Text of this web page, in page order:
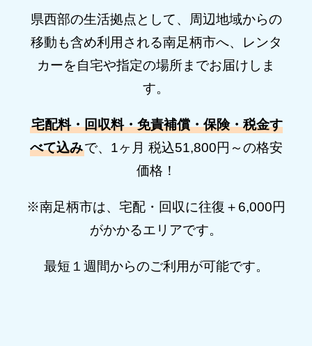
県西部の生活拠点として、周辺地域からの
移動も含め利用される南足柄市へ、
レンタ
カーを自宅や指定の場所までお届けしま
す。
宅配料・回収料・免責補償・保険・税金す
べて込みで、 1ヶ月 税込51,800円～の格安
価格！
※南足柄市は、宅配・回収に往復＋6,000円
がかかるエリアです。
最短１週間からのご利用が可能です。